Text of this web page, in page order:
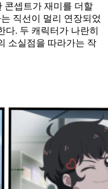
콘셉트가 재미를 더할
직선이 멀리 연장되었
다. 두 캐릭터가 나란히
소실점을 따라가는 작